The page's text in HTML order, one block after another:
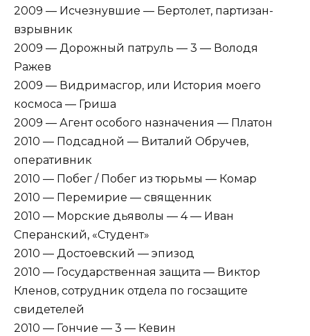
2009 — Исчезнувшие — Бертолет, партизан-
взрывник
2009 — Дорожный патруль — 3 — Володя
Ражев
2009 — Видримасгор, или История моего
космоса — Гриша
2009 — Агент особого назначения — Платон
2010 — Подсадной — Виталий Обручев,
оперативник
2010 — Побег / Побег из тюрьмы — Комар
2010 — Перемирие — священник
2010 — Морские дьяволы — 4 — Иван
Сперанский, «Студент»
2010 — Достоевский — эпизод
2010 — Государственная защита — Виктор
Кленов, сотрудник отдела по госзащите
свидетелей
2010 — Гончие — 3 — Кевин